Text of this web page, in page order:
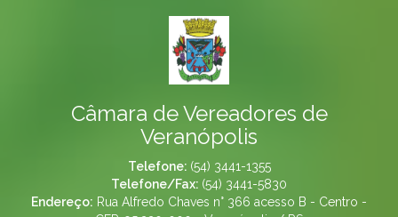
Câmara de Vereadores de
Veranópolis
Telefone: (54) 3441-1355
Telefone/Fax: (54) 3441-5830
Endereço: Rua Alfredo Chaves n° 366 acesso B - Centro -